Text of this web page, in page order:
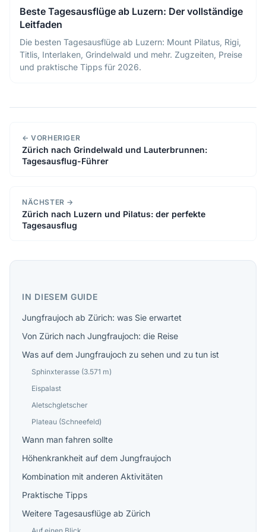
Beste Tagesausflüge ab Luzern: Der vollständige
Leitfaden
Die besten Tagesausflüge ab Luzern: Mount Pilatus, Rigi,
Titlis, Interlaken, Grindelwald und mehr. Zugzeiten, Preise
und praktische Tipps für 2026.
← VORHERIGER
Zürich nach Grindelwald und Lauterbrunnen:
Tagesausflug-Führer
NÄCHSTER →
Zürich nach Luzern und Pilatus: der perfekte
Tagesausflug
IN DIESEM GUIDE
Jungfraujoch ab Zürich: was Sie erwartet
Von Zürich nach Jungfraujoch: die Reise
Was auf dem Jungfraujoch zu sehen und zu tun ist
Sphinxterasse (3.571 m)
Eispalast
Aletschgletscher
Plateau (Schneefeld)
Wann man fahren sollte
Höhenkrankheit auf dem Jungfraujoch
Kombination mit anderen Aktivitäten
Praktische Tipps
Weitere Tagesausflüge ab Zürich